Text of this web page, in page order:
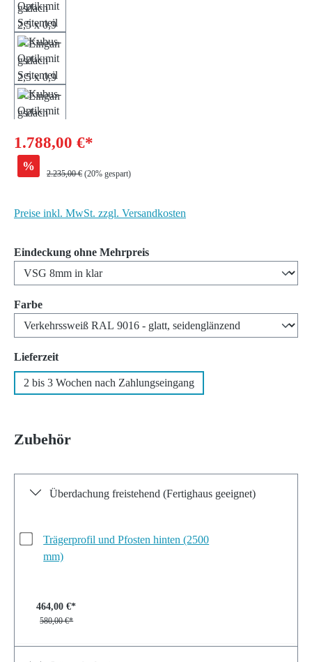
1.788,00 €*
% Regulärer Preis:
2.235,00 € (20% gespart)
Preise inkl. MwSt. zzgl. Versandkosten
Eindeckung ohne Mehrpreisauswählen
Farbeauswählen
Lieferzeitauswählen
2 bis 3 Wochen nach Zahlungseingang
Zubehör
Überdachung freistehend (Fertighaus geeignet)
Trägerprofil und Pfosten hinten (2500
mm)
464,00 €*
580,00 €*